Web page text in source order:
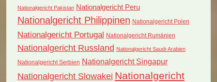
Nationalgericht Pakistan Nationalgericht Peru
Nationalgericht Philippinen Nationalgericht Polen
Nationalgericht Portugal Nationalgericht Rumänien
Nationalgericht Russland Nationalgericht Saudi-Arabien
Nationalgericht Serbien Nationalgericht Singapur
Nationalgericht Slowakei Nationalgericht